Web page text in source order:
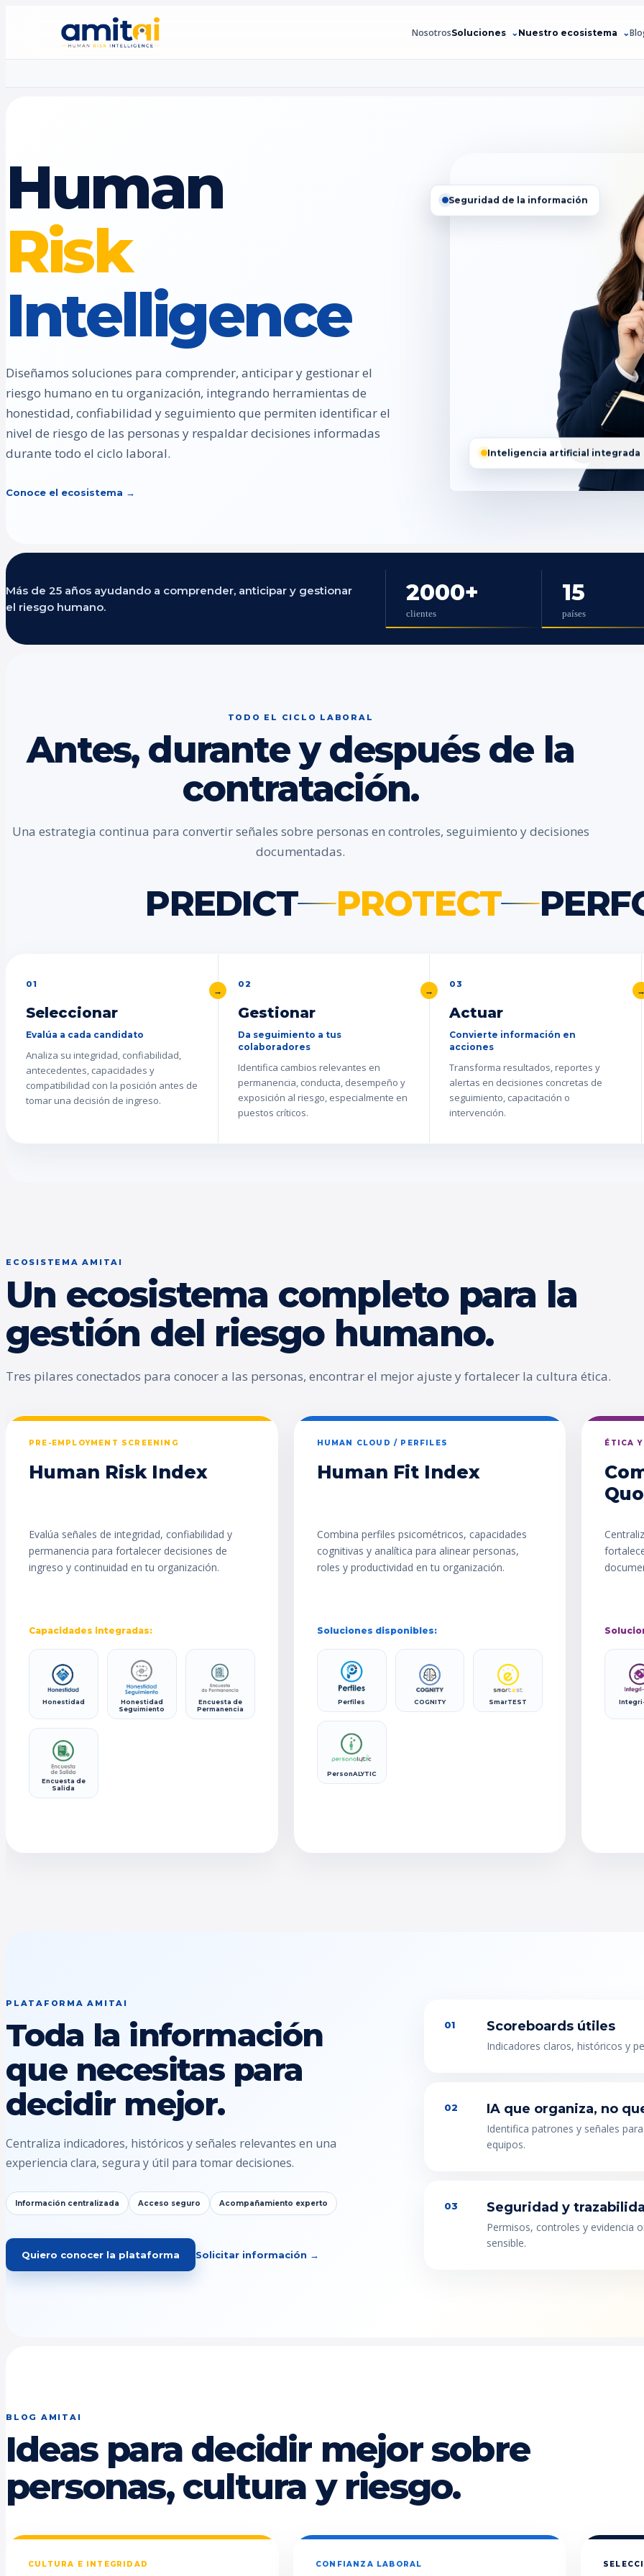
NosotrosSoluciones Nuestro ecosistema
Human
Risk
Intelligence
Diseñamos soluciones para comprender, anticipar y gestionar el
riesgo humano en tu organización, integrando herramientas de
honestidad, confiabilidad y seguimiento que permiten identificar el
nivel de riesgo de las personas y respaldar decisiones informadas
durante todo el ciclo laboral.
Conoce el ecosistema →
Seguridad de la información
Inteligencia artificial integrada
Más de 25 años ayudando a comprender, anticipar y gestionar
el riesgo humano.
2000+
clientes
15
países
TODO EL CICLO LABORAL
Antes, durante y después de la
contratación.
Una estrategia continua para convertir señales sobre personas en controles, seguimiento y decisiones
documentadas.
PREDICT PROTECT
01
Seleccionar
Evalúa a cada candidato
Analiza su integridad, confiabilidad,
antecedentes, capacidades y
compatibilidad con la posición antes de
tomar una decisión de ingreso.
02
Gestionar
Da seguimiento a tus
colaboradores
Identifica cambios relevantes en
permanencia, conducta, desempeño y
exposición al riesgo, especialmente en
puestos críticos.
03
Actuar
Convierte información en
acciones
Transforma resultados, reportes y
alertas en decisiones concretas de
seguimiento, capacitación o
intervención.
ECOSISTEMA AMITAI
Un ecosistema completo para la
gestión del riesgo humano.
Tres pilares conectados para conocer a las personas, encontrar el mejor ajuste y fortalecer la cultura ética.
PRE-EMPLOYMENT SCREENING
Human Risk Index
Evalúa señales de integridad, confiabilidad y
permanencia para fortalecer decisiones de
ingreso y continuidad en tu organización.
Capacidades integradas:
Honestidad
Honestidad
Seguimiento
Encuesta de
Permanencia
Encuesta de
Salida
HUMAN CLOUD / PERFILES
Human Fit Index
Combina perfiles psicométricos, capacidades
cognitivas y analítica para alinear personas,
roles y productividad en tu organización.
Soluciones disponibles:
Perfiles COGNITY SmarTEST
PersonALYTIC
ÉTICA
PLATAFORMA AMITAI
Toda la información
que necesitas para
decidir mejor.
Centraliza indicadores, históricos y señales relevantes en una
experiencia clara, segura y útil para tomar decisiones.
Información centralizada Acceso seguro Acompañamiento experto
Quiero conocer la plataforma Solicitar información →
01 Scoreboards útiles
Indicadores claros, históricos y
02 IA que organiza, no
Identifica patrones y señales
equipos.
03 Seguridad y
Permisos, controles y evidencia
sensible.
BLOG AMITAI
Ideas para decidir mejor sobre
personas, cultura y riesgo.
CULTURA E INTEGRIDAD CONFIANZA LABORAL